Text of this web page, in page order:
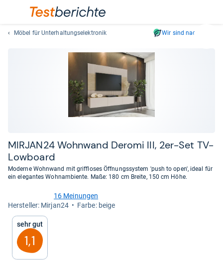
sich
Möbel für Unterhaltungselektronik Wir sind nachhaltig
MIR­JAN24 Wohn­wand Deromi III, 2er-​Set TV-​
Low­board
Moderne Wohnwand mit griffloses Öffnungssystem 'push to open', ideal für
ein elegantes Wohnambiente. Maße: 180 cm Breite, 150 cm Höhe.
von
Sternen
16 Meinungen
Her­stel­ler: Mirjan24
Farbe: beige
Sehr gut
1,1